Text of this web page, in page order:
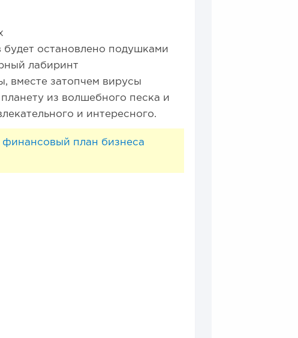
остановлено подушками
лабиринт
вместе затопчем вирусы
из волшебного песка и
и интересного.
план бизнеса